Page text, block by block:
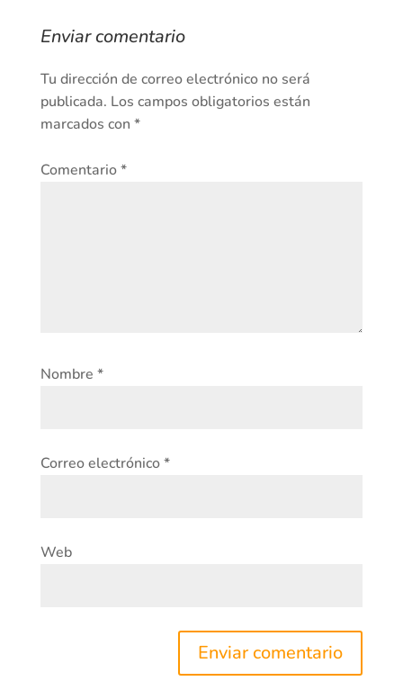
Enviar comentario
Tu dirección de correo electrónico no será
publicada. Los campos obligatorios están
marcados con *
Comentario*
Nombre *
Correo electrónico*
Web